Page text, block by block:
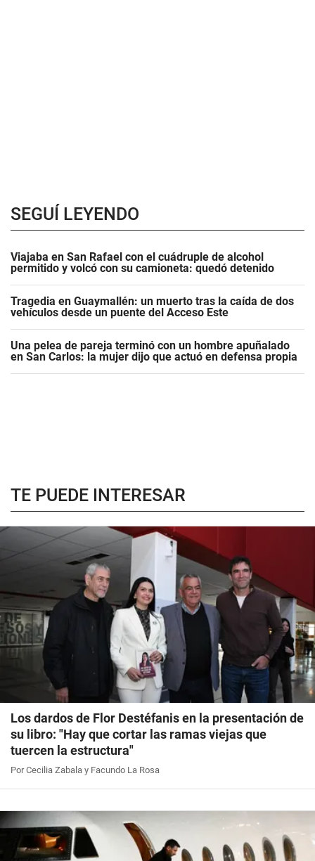
SEGUÍ LEYENDO
Viajaba en San Rafael con el cuádruple de alcohol
permitido y volcó con su camioneta: quedó detenido
Tragedia en Guaymallén: un muerto tras la caída de dos
vehículos desde un puente del Acceso Este
Una pelea de pareja terminó con un hombre apuñalado
en San Carlos: la mujer dijo que actuó en defensa propia
TE PUEDE INTERESAR
Los dardos de Flor Destéfanis en la presentación de
su libro: "Hay que cortar las ramas viejas que
tuercen la estructura"
Por Cecilia Zabala y Facundo La Rosa